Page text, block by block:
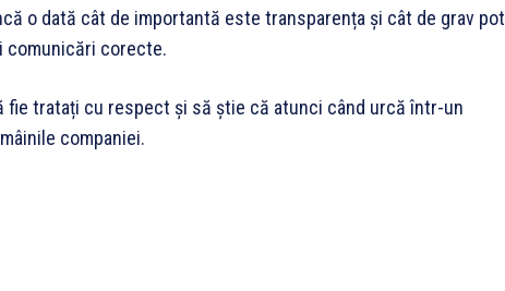
o dată cât de importantă este transparența și cât de grav pot
comunicări corecte.
fie tratați cu respect și să știe că atunci când urcă într-un
companiei.